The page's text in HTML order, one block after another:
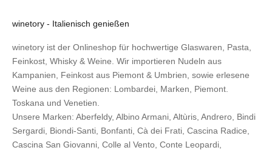
winetory - Italienisch genießen
winetory ist der Onlineshop für hochwertige Glaswaren, Pasta,
Feinkost, Whisky & Weine. Wir importieren Nudeln aus
Kampanien, Feinkost aus Piemont & Umbrien, sowie erlesene
Weine aus den Regionen: Lombardei, Marken, Piemont.
Toskana und Venetien.
Unsere Marken: Aberfeldy, Albino Armani, Altùris, Andrero, Bindi
Sergardi, Biondi-Santi, Bonfanti, Cà dei Frati, Cascina Radice,
Cascina San Giovanni, Colle al Vento, Conte Leopardi,